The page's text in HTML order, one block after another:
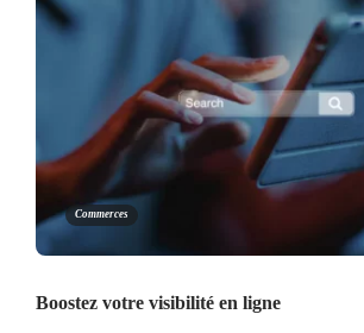
Commerces
Boostez votre visibilité en ligne